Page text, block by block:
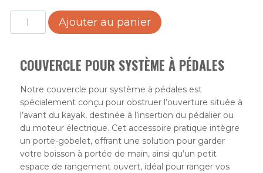
quantité
de
pour
pédales
Ajouter au panier
COUVERCLE POUR SYSTÈME À PÉDALES
Notre couvercle pour système à pédales est
spécialement conçu pour obstruer l’ouverture située à
l’avant du kayak, destinée à l’insertion du pédalier ou
du moteur électrique. Cet accessoire pratique intègre
un porte-gobelet, offrant une solution pour garder
votre boisson à portée de main, ainsi qu’un petit
espace de rangement ouvert, idéal pour ranger vos